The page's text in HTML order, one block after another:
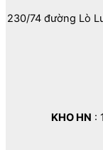
230/74 đường Lò
KHO HN :